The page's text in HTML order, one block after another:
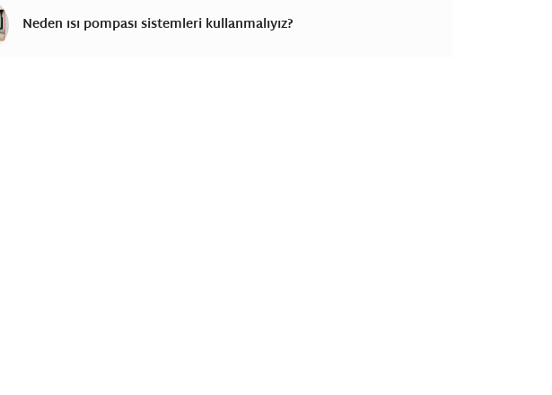
Neden ısı pompası sistemleri kullanmalıyız?